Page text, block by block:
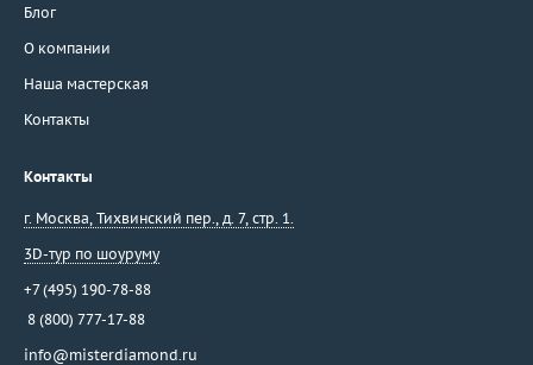
Блог
О компании
Наша мастерская
Контакты
Контакты
г. Москва, Тихвинский пер., д. 7, стр. 1.
3D-тур по шоуруму
+7 (495) 190-78-88
8 (800) 777-17-88
info@misterdiamond.ru